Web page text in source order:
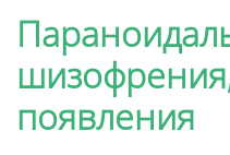
появления